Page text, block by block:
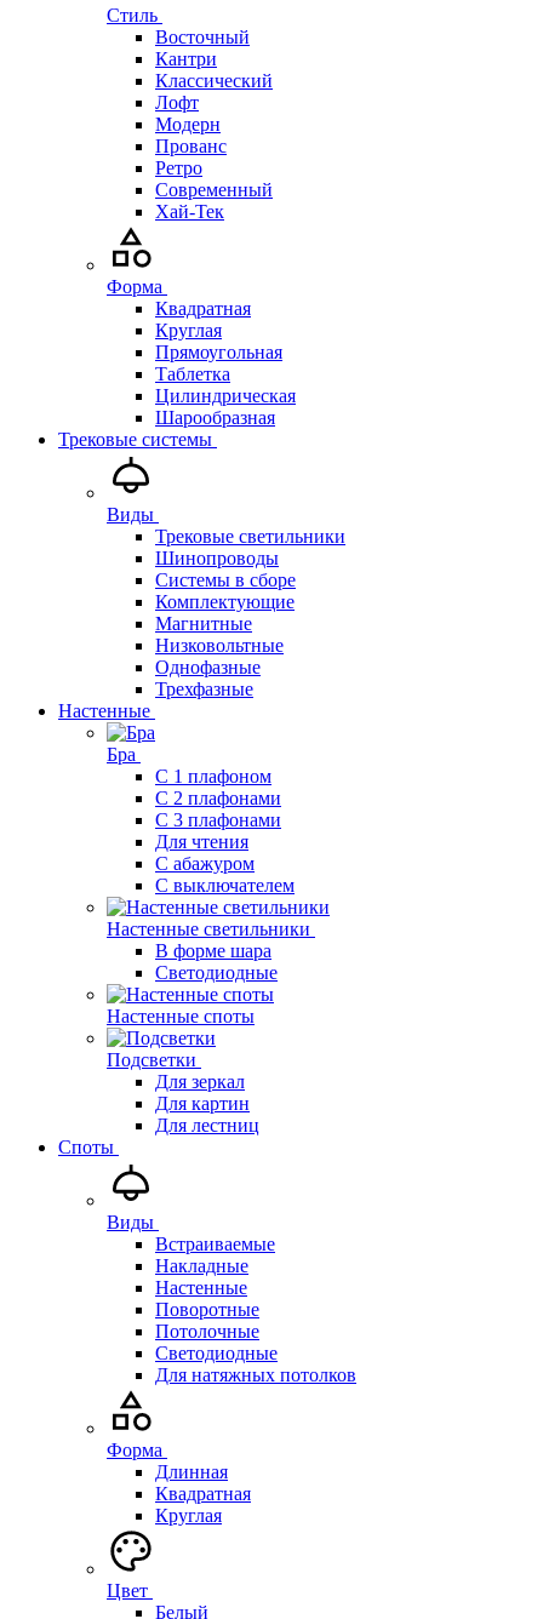
Стиль
Восточный
Кантри
Классический
Лофт
Модерн
Прованс
Ретро
Современный
Хай-Тек
Форма
Квадратная
Круглая
Прямоугольная
Таблетка
Цилиндрическая
Шарообразная
Трековые системы
Виды
Трековые светильники
Шинопроводы
Системы в сборе
Комплектующие
Магнитные
Низковольтные
Однофазные
Трехфазные
Настенные
Бра
С 1 плафоном
С 2 плафонами
С 3 плафонами
Для чтения
С абажуром
С выключателем
Настенные светильники
В форме шара
Светодиодные
Настенные споты
Подсветки
Для зеркал
Для картин
Для лестниц
Споты
Виды
Встраиваемые
Накладные
Настенные
Поворотные
Потолочные
Светодиодные
Для натяжных потолков
Форма
Длинная
Квадратная
Круглая
Цвет
Белый